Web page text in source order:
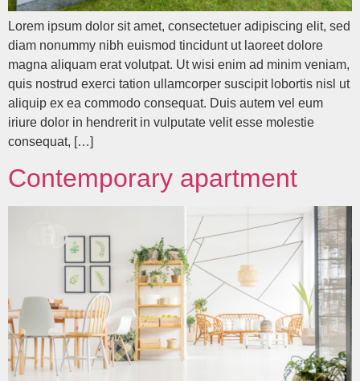
Lorem ipsum dolor sit amet, consectetuer adipiscing elit, sed
diam nonummy nibh euismod tincidunt ut laoreet dolore
magna aliquam erat volutpat. Ut wisi enim ad minim veniam,
quis nostrud exerci tation ullamcorper suscipit lobortis nisl ut
aliquip ex ea commodo consequat. Duis autem vel eum
iriure dolor in hendrerit in vulputate velit esse molestie
consequat, […]
Contemporary apartment